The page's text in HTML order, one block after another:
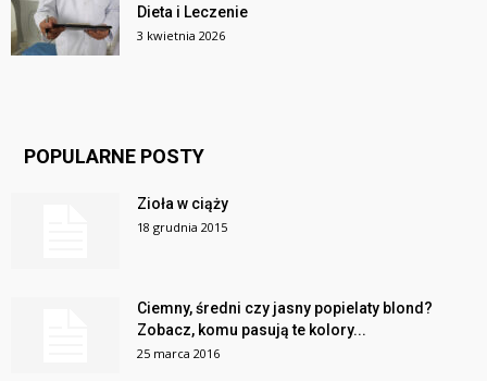
Dieta i Leczenie
3 kwietnia 2026
POPULARNE POSTY
Zioła w ciąży
18 grudnia 2015
Ciemny, średni czy jasny popielaty blond?
Zobacz, komu pasują te kolory...
25 marca 2016